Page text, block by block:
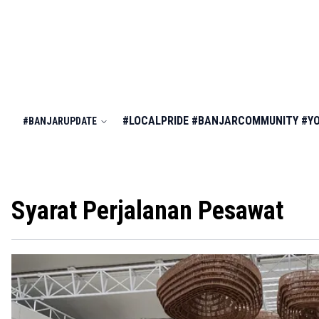
#BANJARUPDATE #LOCALPRIDE #BANJARCOMMUNITY
Syarat Perjalanan Pesawat